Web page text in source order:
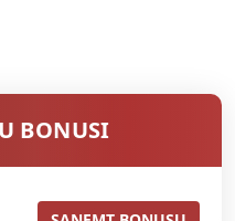
BONUSI